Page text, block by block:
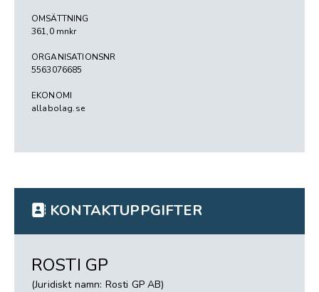
OMSÄTTNING
361,0 mnkr
ORGANISATIONSNR
5563076685
EKONOMI
allabolag.se
KONTAKTUPPGIFTER
ROSTI GP
(Juridiskt namn: Rosti GP AB)